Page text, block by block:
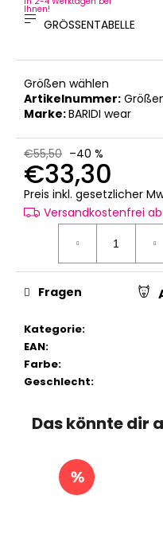
Ihnen!
GRÖSSENTABELLE
Größen wählen
Artikelnummer:
Marke:BARIDI wear
€55,50 –40 %
€33,30
Preis inkl. gesetzlicher
Versandkostenfrei
Kategorie:
EAN:
Farbe:
Geschlecht:
Fragen
Das könnte dir